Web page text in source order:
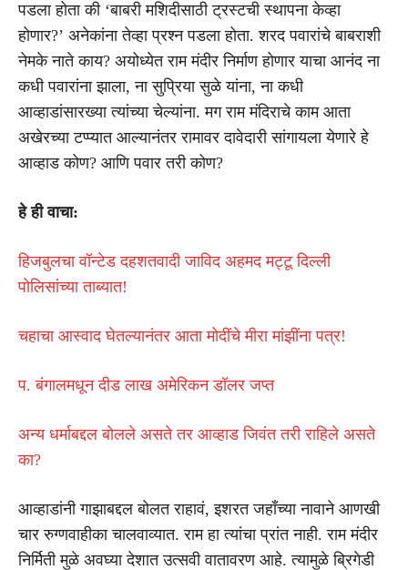
पडला होता की ‘बाबरी मशिदीसाठी ट्रस्टची स्थापना केव्हा
होणार?’ अनेकांना तेव्हा प्रश्न पडला होता. शरद पवारांचे बाबराशी
नेमके नाते काय? अयोध्येत राम मंदीर निर्माण होणार याचा आनंद ना
कधी पवारांना झाला, ना सुप्रिया सुळे यांना, ना कधी
आव्हाडांसारख्या त्यांच्या चेल्यांना. मग राम मंदिराचे काम आता
अखेरच्या टप्प्यात आल्यानंतर रामावर दावेदारी सांगायला येणारे हे
आव्हाड कोण? आणि पवार तरी कोण?
हे ही वाचा:
हिजबुलचा वॉन्टेड दहशतवादी जाविद अहमद मट्टू दिल्ली
पोलिसांच्या ताब्यात!
चहाचा आस्वाद घेतल्यानंतर आता मोदींचे मीरा मांझींना पत्र!
प. बंगालमधून दीड लाख अमेरिकन डॉलर जप्त
अन्य धर्माबद्दल बोलले असते तर आव्हाड जिवंत तरी राहिले असते
का?
आव्हाडांनी गाझाबद्दल बोलत राहावं, इशरत जहाँच्या नावाने आणखी
चार रुग्णवाहीका चालवाव्यात. राम हा त्यांचा प्रांत नाही. राम मंदीर
निर्मिती मुळे अवघ्या देशात उत्सवी वातावरण आहे. त्यामुळे ब्रिगेडी